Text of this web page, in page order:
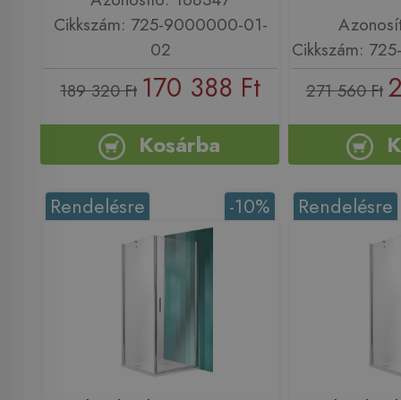
Cikkszám: 725-9000000-01-
02
189 320 Ft 170 388 Ft
Kosárba
Cikkszám:
271 560 Ft
-10%
Rendelésre Rendelésre